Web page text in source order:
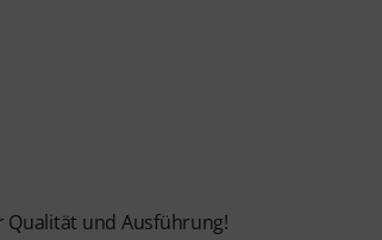
Qualität und Ausführung!